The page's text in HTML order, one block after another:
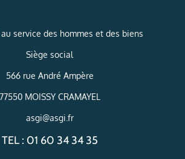
service des hommes et des biens
Siège social
566 rue André Ampère
77550 MOISSY CRAMAYEL
asgi@asgi.fr
TEL : 01 60 34 34 35